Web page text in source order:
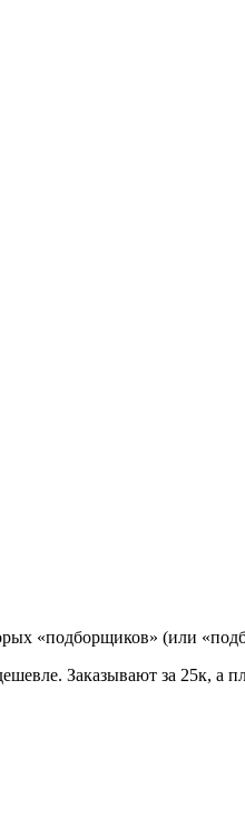
«подборщиков» (или
Заказывают за 25к, а